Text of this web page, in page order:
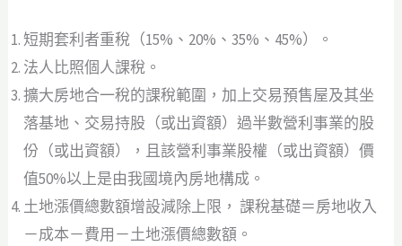
短期套利者重稅（15%、20%、35%、45%）。
法人比照個人課稅。
擴大房地合一稅的課稅範圍，加上交易預售屋及其坐
落基地、交易持股（或出資額）過半數營利事業的股
份（或出資額），且該營利事業股權（或出資額）價
值50%以上是由我國境內房地構成。
土地漲價總數額增設減除上限， 課稅基礎＝房地收入
－成本－費用－土地漲價總數額。